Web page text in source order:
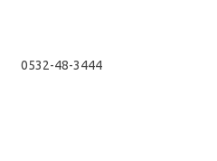
0532-48-3444